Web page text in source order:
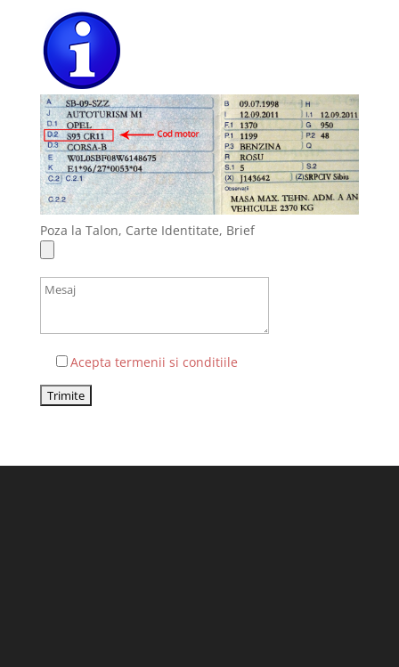
Poza la Talon, Carte Identitate, Brief
Acepta termenii si conditiile